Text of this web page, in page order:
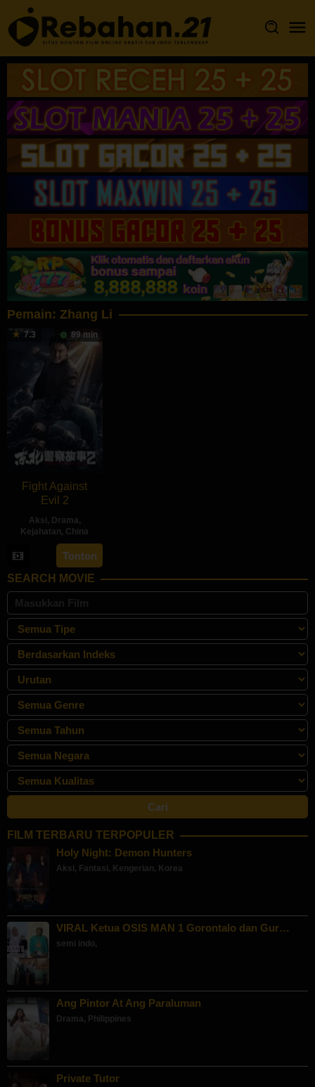
Loncat
ke
konten
Pemain: Zhang Li
7.3 89 min
Fight Against
Evil 2
Aksi , Drama,
Kejahatan, China
Jul
2023
Qin
Pengfei
Tonton
SEARCH MOVIE
FILM TERBARU TERPOPULER
Holy Night: Demon Hunters
Aksi , Fantasi , Kengerian, Korea
VIRAL Ketua OSIS MAN 1 Gorontalo dan Gur…
semi indo,
Ang Pintor At Ang Paraluman
Drama, Philippines
Private Tutor